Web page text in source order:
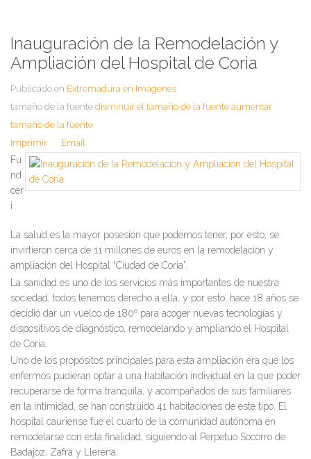
Inauguración de la Remodelación y
Ampliación del Hospital de Coria
Publicado en Extremadura en Imágenes
tamaño de la fuente disminuir el tamaño de la fuente aumentar
tamaño de la fuente
Imprimir
Email
Fu
nd
cer
i
La salud es la mayor posesión que podemos tener, por esto, se
invirtieron cerca de 11 millones de euros en la remodelación y
ampliación del Hospital “Ciudad de Coria”.
La sanidad es uno de los servicios más importantes de nuestra
sociedad, todos tenemos derecho a ella, y por esto, hace 18 años se
decidió dar un vuelco de 180º para acoger nuevas tecnologías y
dispositivos de diagnóstico, remodelando y ampliando el Hospital
de Coria.
Uno de los propósitos principales para esta ampliación era que los
enfermos pudieran optar a una habitación individual en la que poder
recuperarse de forma tranquila, y acompañados de sus familiares
en la intimidad, se han construido 41 habitaciones de este tipo. El
hospital cauriense fue el cuarto de la comunidad autónoma en
remodelarse con esta finalidad, siguiendo al Perpetuo Socorro de
Badajoz, Zafra y Llerena.